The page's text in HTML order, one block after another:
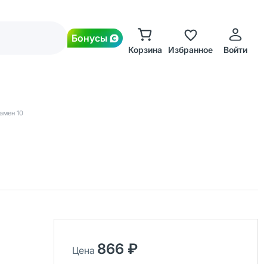
Бонусы
Корзина Избранное Войти
10
Цена 866 ₽